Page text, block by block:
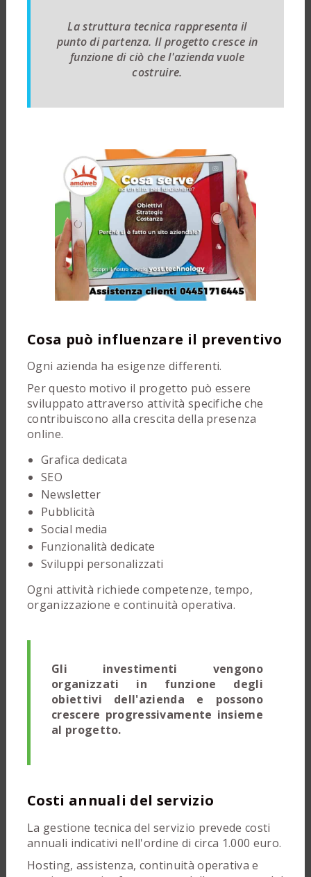
La struttura tecnica rappresenta il
punto di partenza. Il progetto cresce in
funzione di ciò che l'azienda vuole
costruire.
Cosa può influenzare il preventivo
Ogni azienda ha esigenze differenti.
Per questo motivo il progetto può essere
sviluppato attraverso attività specifiche che
contribuiscono alla crescita della presenza
online.
Grafica dedicata
SEO
Newsletter
Pubblicità
Social media
Funzionalità dedicate
Sviluppi personalizzati
Ogni attività richiede competenze, tempo,
organizzazione e continuità operativa.
Gli investimenti vengono
organizzati in funzione degli
obiettivi dell'azienda e possono
crescere progressivamente insieme
al progetto.
Costi annuali del servizio
La gestione tecnica del servizio prevede costi
annuali indicativi nell'ordine di circa 1.000 euro.
Hosting, assistenza, continuità operativa e